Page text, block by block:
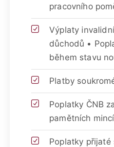
pracovního
Výplaty
důchodů •
během stavu
Platby
Poplatky ČNB
pamětních mincí
Poplatky přijaté